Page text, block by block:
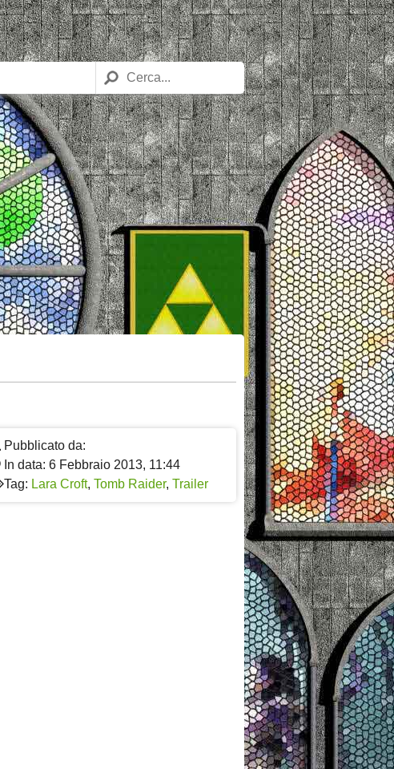
Pubblicato da:
In data: 6 Febbraio 2013, 11:44
Tag: Lara Croft, Tomb Raider, Trailer